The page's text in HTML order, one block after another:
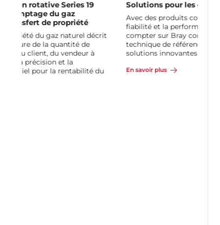
Solutions pour les gaz industriels
Avec des produits conçus pour la sécurité, la
fiabilité et la performance, vous pouvez
compter sur Bray comme partenaire
technique de référence pour vous fournir des
solutions innovantes pour les années à venir.
En savoir plus